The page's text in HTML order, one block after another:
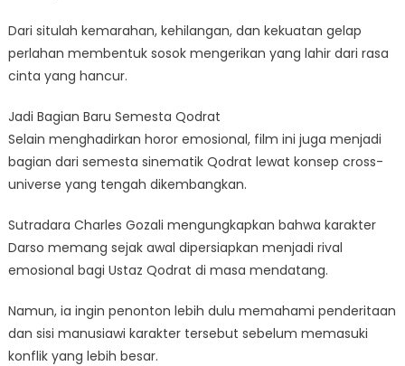
Dari situlah kemarahan, kehilangan, dan kekuatan gelap
perlahan membentuk sosok mengerikan yang lahir dari rasa
cinta yang hancur.
Jadi Bagian Baru Semesta Qodrat
Selain menghadirkan horor emosional, film ini juga menjadi
bagian dari semesta sinematik Qodrat lewat konsep cross-
universe yang tengah dikembangkan.
Sutradara Charles Gozali mengungkapkan bahwa karakter
Darso memang sejak awal dipersiapkan menjadi rival
emosional bagi Ustaz Qodrat di masa mendatang.
Namun, ia ingin penonton lebih dulu memahami penderitaan
dan sisi manusiawi karakter tersebut sebelum memasuki
konflik yang lebih besar.